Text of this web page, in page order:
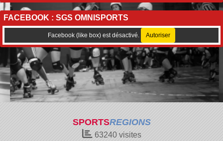
FACEBOOK : SGS OMNISPORTS
Facebook (like box) est désactivé. Autoriser
SPORTSREGIONS
63240visites